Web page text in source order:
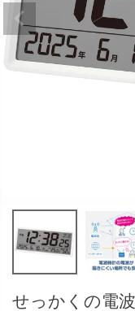
せっかくの電